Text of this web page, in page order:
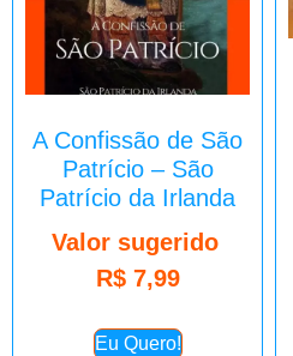
A Confissão de São
Patrício – São
Patrício da Irlanda
Valor sugerido
R$7,99
Eu Quero!